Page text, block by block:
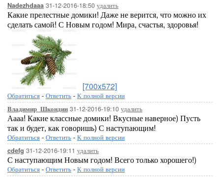
Nadezhdaaa 31-12-2016-18:50 удалить
Какие прелестные домики! Даже не верится, что можно их
сделать самой! С Новым годом! Мира, счастья, здоровья!
[700x572]
Обратиться - Ответить - К полной версии
Владимир_Шкондин 31-12-2016-19:10 удалить
Аааа! Какие классные домики! Вкусные наверное) Пусть
так и будет, как говоришь) С наступающим!
Обратиться - Ответить - К полной версии
cdefg 31-12-2016-19:11 удалить
С наступающим Новым годом! Всего только хорошего!)
Обратиться - Ответить - К полной версии